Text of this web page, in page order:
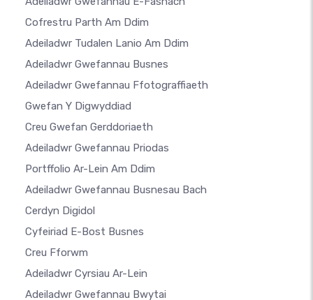
Cofrestru Parth Am Ddim
Adeiladwr Tudalen Lanio Am Ddim
Adeiladwr Gwefannau Busnes
Adeiladwr Gwefannau Ffotograffiaeth
Gwefan Y Digwyddiad
Creu Gwefan Gerddoriaeth
Adeiladwr Gwefannau Priodas
Portffolio Ar-Lein Am Ddim
Adeiladwr Gwefannau Busnesau Bach
Cerdyn Digidol
Cyfeiriad E-Bost Busnes
Creu Fforwm
Adeiladwr Cyrsiau Ar-Lein
Adeiladwr Gwefannau Bwytai